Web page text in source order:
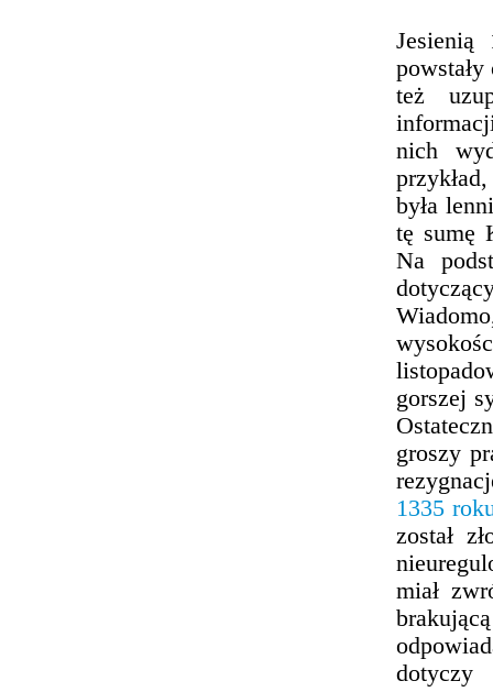
też
nich
była
tę sumę
Na
gorszej
groszy
1335
został
miał
dotyczy